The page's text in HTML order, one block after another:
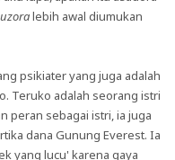
lebih awal diumukan
psikiater yang juga adalah
Teruko adalah seorang istri
peran sebagai istri, ia juga
dana Gunung Everest. Ia
yang lucu' karena gaya